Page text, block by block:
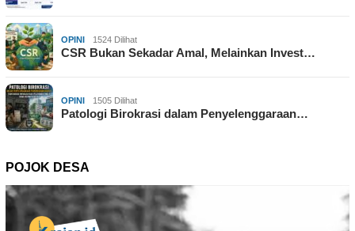
OPINI 1524 Dilihat
CSR Bukan Sekadar Amal, Melainkan Invest…
OPINI 1505 Dilihat
Patologi Birokrasi dalam Penyelenggaraan…
POJOK DESA